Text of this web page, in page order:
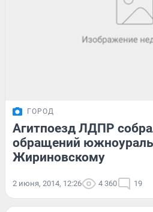
ГОРОД
Агитпоезд ЛДПР
обращений
Жириновскому
2 июня, 2014, 12:26 4 360 19